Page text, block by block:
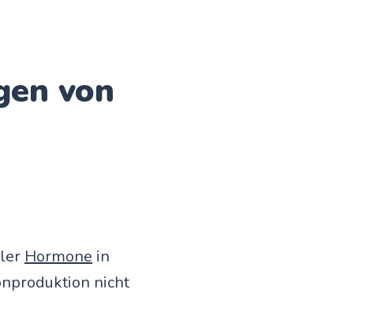
von
Hormone in
nicht